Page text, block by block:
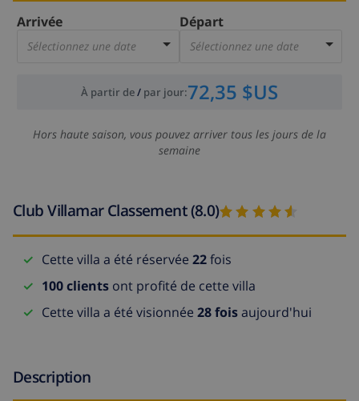
Arrivée
Sélectionnez une date
Départ
Sélectionnez une date
À partir de/ par jour:72,35 $US
Hors haute saison, vous pouvez arriver tous les jours de la
semaine
Club Villamar Classement (8.0)
Cette villa a été réservée 22fois
100 clients ont profité de cette villa
Cette villa a été visionnée 28 foisaujourd'hui
Description